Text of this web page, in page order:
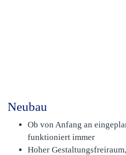
Neubau
Ob von Anfang an
funktioniert immer
Hoher